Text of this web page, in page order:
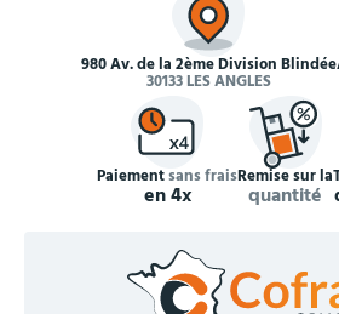
980 Av. de la 2ème Division Blindée
30133 LES ANGLES
Paiementsans frais
en 4x
Remise sur la
quantité